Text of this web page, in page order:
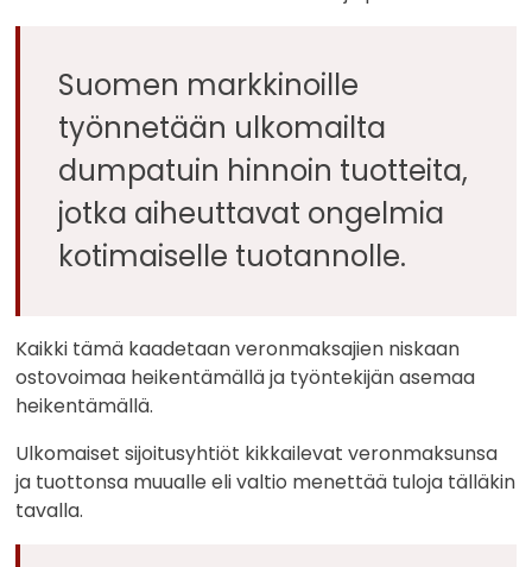
Suomen markkinoille
työnnetään ulkomailta
dumpatuin hinnoin tuotteita,
jotka aiheuttavat ongelmia
kotimaiselle tuotannolle.
Kaikki tämä kaadetaan veronmaksajien niskaan
ostovoimaa heikentämällä ja työntekijän asemaa
heikentämällä.
Ulkomaiset sijoitusyhtiöt kikkailevat veronmaksunsa
ja tuottonsa muualle eli valtio menettää tuloja tälläkin
tavalla.